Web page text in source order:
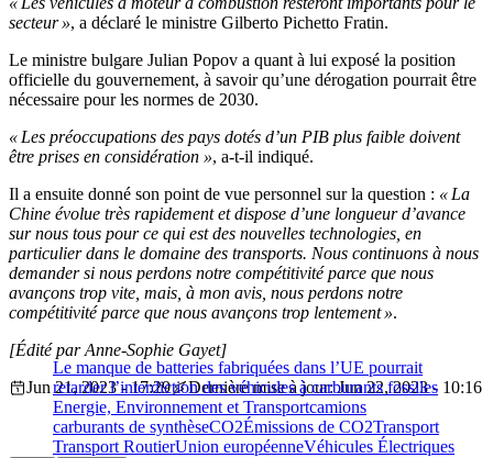
secteur », a déclaré le ministre Gilberto Pichetto Fratin.
Le ministre bulgare Julian Popov a quant à lui exposé la position
officielle du gouvernement, à savoir qu’une dérogation pourrait être
nécessaire pour les normes de 2030.
« Les préoccupations des pays dotés d’un PIB plus faible doivent
être prises en considération », a-t-il indiqué.
Il a ensuite donné son point de vue personnel sur la question : « La
Chine évolue très rapidement et dispose d’une longueur d’avance
sur nous tous pour ce qui est des nouvelles technologies, en
particulier dans le domaine des transports. Nous continuons à nous
demander si nous perdons notre compétitivité parce que nous
avançons trop vite, mais, à mon avis, nous perdons notre
compétitivité parce que nous avançons trop lentement ».
Le manque de batteries fabriquées dans l’UE pourrait
retarder l’interdiction des véhicules à carburants fossiles
[Édité par Anne-Sophie Gayet]
Jun 21, 2023 - 17:29
Dernière mise à jour: Jun 22, 2023 - 10:16
Energie, Environnement et Transportcamions
carburants de synthèseCO2Émissions de CO2Transport
Transport RoutierUnion européenneVéhicules Électriques